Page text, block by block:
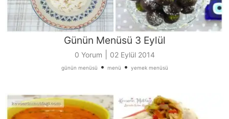
Günün Menüsü 3 Eylül
0 Yorum 02 Eylül 2014
günün menüsü • menü • yemek menüsü